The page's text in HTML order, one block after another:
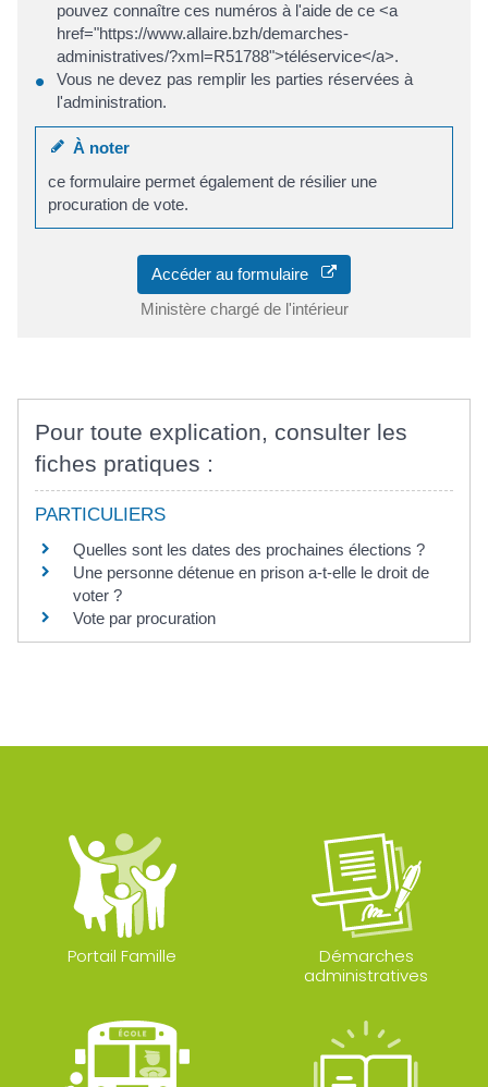
pouvez connaître ces numéros à l'aide de ce <a
href="https://www.allaire.bzh/demarches-
administratives/?xml=R51788">téléservice</a>.
Vous ne devez pas remplir les parties réservées à
l'administration.
À noter
ce formulaire permet également de résilier une
procuration de vote.
Accéder au formulaire
Ministère chargé de l'intérieur
Pour toute explication, consulter les
fiches pratiques :
PARTICULIERS
Quelles sont les dates des prochaines élections ?
Une personne détenue en prison a-t-elle le droit de
voter ?
Vote par procuration
Portail Famille
Démarches
administratives